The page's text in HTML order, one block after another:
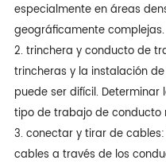
especialmente en áreas
geográficamente complejas.
2. trinchera y conducto de
trincheras y la instalación
puede ser difícil.
tipo de trabajo de conducto
3. conectar y tirar de
cables a través de los